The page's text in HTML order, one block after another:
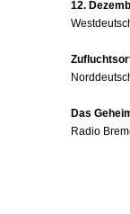
12.
Das
Radio